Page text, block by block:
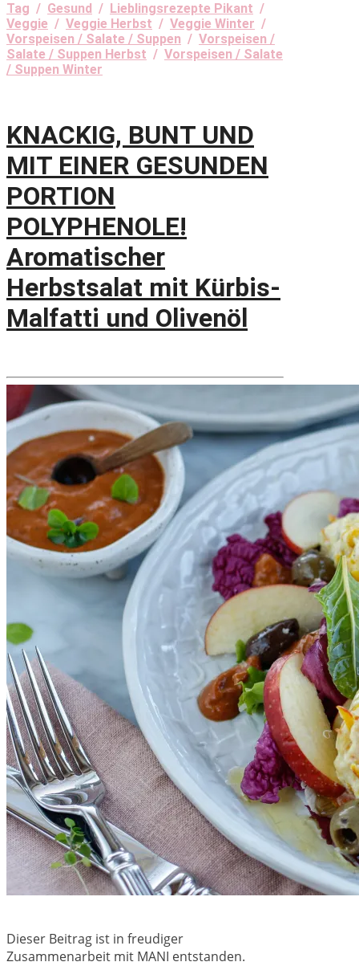
Tag / Gesund / Lieblingsrezepte Pikant /
Veggie / Veggie Herbst / Veggie Winter /
Vorspeisen / Salate / Suppen / Vorspeisen /
Salate / Suppen Herbst / Vorspeisen / Salate
/ Suppen Winter
KNACKIG, BUNT UND
MIT EINER GESUNDEN
PORTION
POLYPHENOLE!
Aromatischer
Herbstsalat mit Kürbis-
Malfatti und Olivenöl
Dieser Beitrag ist in freudiger
Zusammenarbeit mit MANI entstanden.